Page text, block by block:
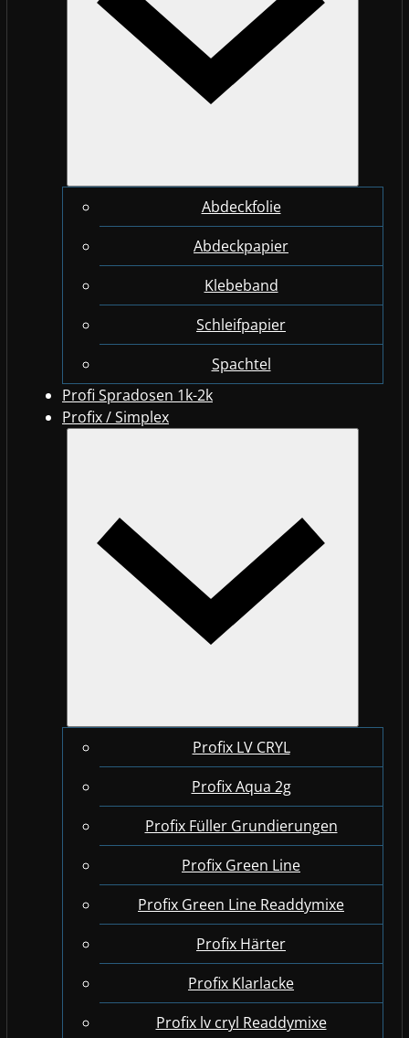
Abdeckfolie
Abdeckpapier
Klebeband
Schleifpapier
Spachtel
Profi Spradosen 1k-2k
Profix / Simplex
Profix LV CRYL
Profix Aqua 2g
Profix Füller Grundierungen
Profix Green Line
Profix Green Line Readdymixe
Profix Härter
Profix Klarlacke
Profix lv cryl Readdymixe